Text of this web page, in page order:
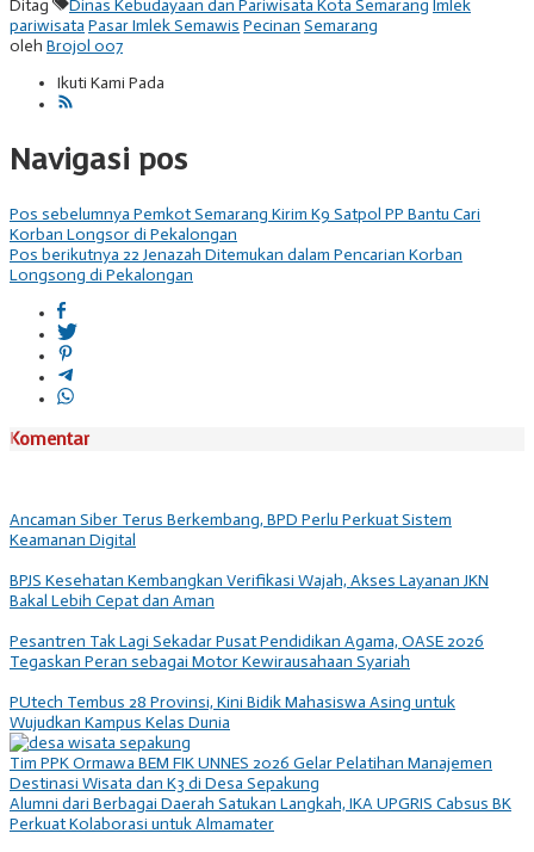
Ditag Dinas Kebudayaan dan Pariwisata Kota Semarang Imlek
pariwisata Pasar Imlek Semawis Pecinan Semarang
oleh Brojol 007
Ikuti Kami Pada
Navigasi pos
Pos sebelumnya Pemkot Semarang Kirim K9 Satpol PP Bantu Cari
Korban Longsor di Pekalongan
Pos berikutnya 22 Jenazah Ditemukan dalam Pencarian Korban
Longsong di Pekalongan
Komentar
Ancaman Siber Terus Berkembang, BPD Perlu Perkuat Sistem
Keamanan Digital
BPJS Kesehatan Kembangkan Verifikasi Wajah, Akses Layanan JKN
Bakal Lebih Cepat dan Aman
Pesantren Tak Lagi Sekadar Pusat Pendidikan Agama, OASE 2026
Tegaskan Peran sebagai Motor Kewirausahaan Syariah
PUtech Tembus 28 Provinsi, Kini Bidik Mahasiswa Asing untuk
Wujudkan Kampus Kelas Dunia
Tim PPK Ormawa BEM FIK UNNES 2026 Gelar Pelatihan Manajemen
Destinasi Wisata dan K3 di Desa Sepakung
Alumni dari Berbagai Daerah Satukan Langkah, IKA UPGRIS Cabsus BK
Perkuat Kolaborasi untuk Almamater